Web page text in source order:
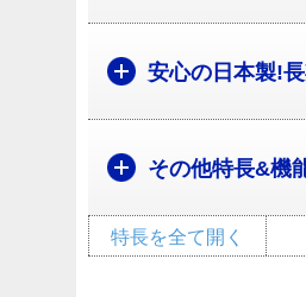
安心の日本製!
その他特長&機
特長を全て開く